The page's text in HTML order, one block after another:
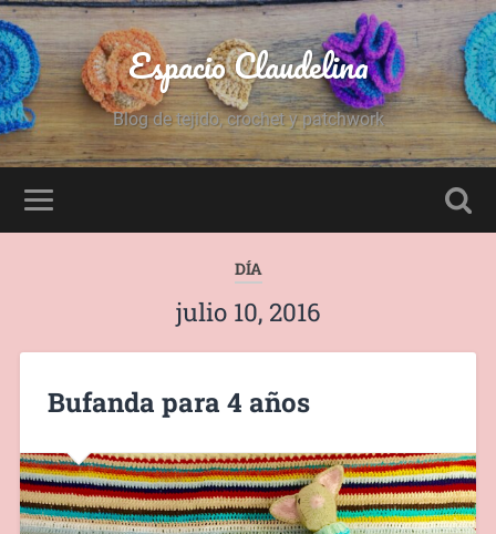
Espacio Claudelina
Blog de tejido, crochet y patchwork
DÍA
julio 10, 2016
Bufanda para 4 años